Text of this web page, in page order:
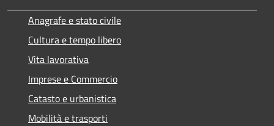
Anagrafe e stato civile
Cultura e tempo libero
Vita lavorativa
Imprese e Commercio
Catasto e urbanistica
Mobilità e trasporti